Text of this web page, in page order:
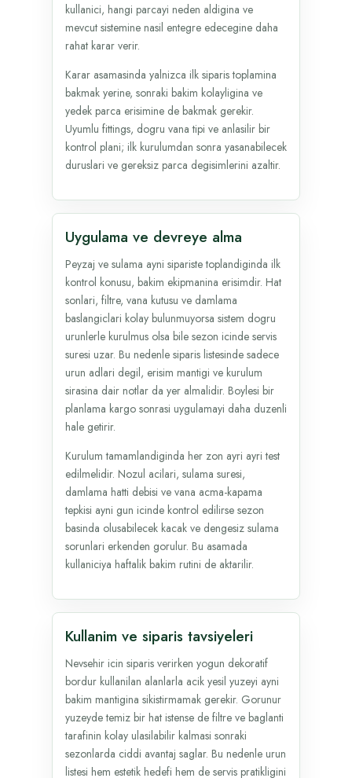
kullanici, hangi parcayi neden aldigina ve
mevcut sistemine nasil entegre edecegine daha
rahat karar verir.
Karar asamasinda yalnizca ilk siparis toplamina
bakmak yerine, sonraki bakim kolayligina ve
yedek parca erisimine de bakmak gerekir.
Uyumlu fittings, dogru vana tipi ve anlasilir bir
kontrol plani; ilk kurulumdan sonra yasanabilecek
duruslari ve gereksiz parca degisimlerini azaltir.
Uygulama ve devreye alma
Peyzaj ve sulama ayni sipariste toplandiginda ilk
kontrol konusu, bakim ekipmanina erisimdir. Hat
sonlari, filtre, vana kutusu ve damlama
baslangiclari kolay bulunmuyorsa sistem dogru
urunlerle kurulmus olsa bile sezon icinde servis
suresi uzar. Bu nedenle siparis listesinde sadece
urun adlari degil, erisim mantigi ve kurulum
sirasina dair notlar da yer almalidir. Boylesi bir
planlama kargo sonrasi uygulamayi daha duzenli
hale getirir.
Kurulum tamamlandiginda her zon ayri ayri test
edilmelidir. Nozul acilari, sulama suresi,
damlama hatti debisi ve vana acma-kapama
tepkisi ayni gun icinde kontrol edilirse sezon
basinda olusabilecek kacak ve dengesiz sulama
sorunlari erkenden gorulur. Bu asamada
kullaniciya haftalik bakim rutini de aktarilir.
Kullanim ve siparis tavsiyeleri
Nevsehir icin siparis verirken yogun dekoratif
bordur kullanilan alanlarla acik yesil yuzeyi ayni
bakim mantigina sikistirmamak gerekir. Gorunur
yuzeyde temiz bir hat istense de filtre ve baglanti
tarafinin kolay ulasilabilir kalmasi sonraki
sezonlarda ciddi avantaj saglar. Bu nedenle urun
listesi hem estetik hedefi hem de servis pratikligini